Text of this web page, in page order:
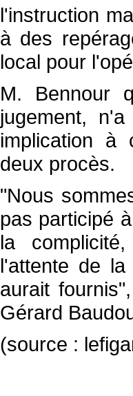
l'instruction
à des
local pour
M. Bennour
jugement,
implication
deux procès.
"Nous
pas participé
la
l'attente de
aurait
Gérard
(source :